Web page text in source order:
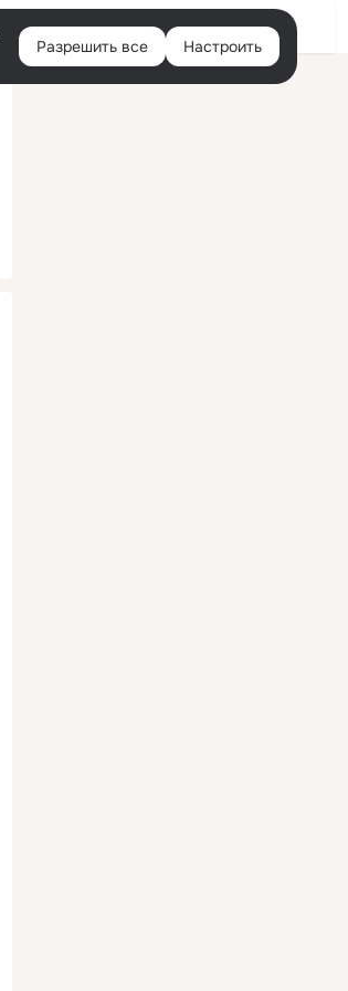
Войти
Разрешить все Настроить